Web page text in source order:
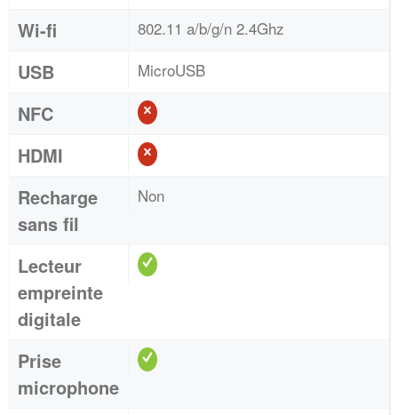
Wi-fi
802.11 a/b/g/n 2.4Ghz
USB MicroUSB
NFC
HDMI
Recharge
sans fil
Non
Lecteur
empreinte
digitale
Prise
microphone